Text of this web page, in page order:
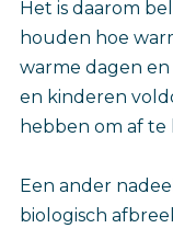
Het is daarom
houden hoe
warme dagen
en kinderen
hebben om af te
Een ander
biologisch